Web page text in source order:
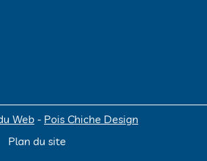
Web - Pois Chiche Design
Plan du site